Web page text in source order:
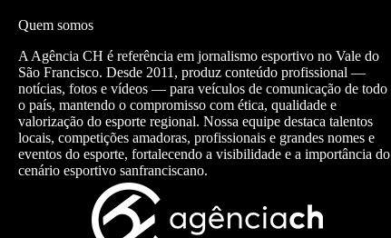
Quem somos
A Agência CH é referência em jornalismo esportivo no Vale do
São Francisco. Desde 2011, produz conteúdo profissional —
notícias, fotos e vídeos — para veículos de comunicação de todo
o país, mantendo o compromisso com ética, qualidade e
valorização do esporte regional. Nossa equipe destaca talentos
locais, competições amadoras, profissionais e grandes nomes e
eventos do esporte, fortalecendo a visibilidade e a importância do
cenário esportivo sanfranciscano.